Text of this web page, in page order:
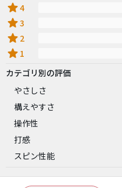
star4
star3
star 2
star 1
カテゴリ別の評価
やさしさ
構えやすさ
操作性
打感
スピン性能